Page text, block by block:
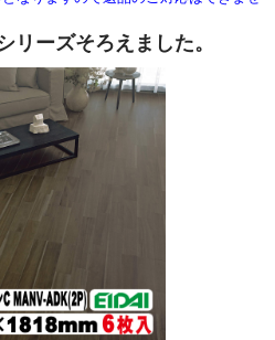
リーズそろえました。